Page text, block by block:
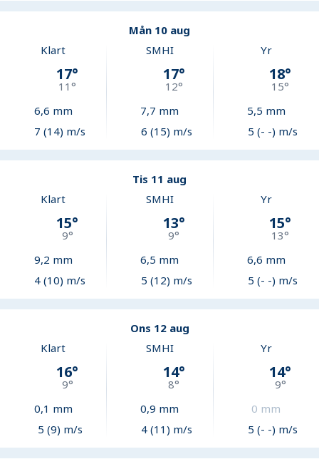
Mån 10 aug
Klart
17°
11°
6,6 mm
7 (14) m/s
SMHI
17°
12°
7,7 mm
6 (15) m/s
Yr
18°
15°
5,5 mm
5 (- -) m/s
Tis 11 aug
Klart
15°
9°
9,2 mm
4 (10) m/s
SMHI
13°
9°
6,5 mm
5 (12) m/s
Yr
15°
13°
6,6 mm
5 (- -) m/s
Ons 12 aug
Klart
16°
9°
0,1 mm
5 (9) m/s
SMHI
14°
8°
0,9 mm
4 (11) m/s
Yr
14°
9°
0 mm
5 (- -) m/s